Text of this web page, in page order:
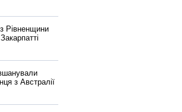
Рівненщини
з Австралії